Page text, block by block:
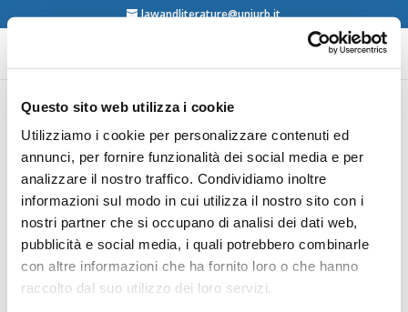
Questo sito web utilizza i cookie
Utilizziamo i cookie per personalizzare contenuti ed
annunci, per fornire funzionalità dei social media e per
analizzare il nostro traffico. Condividiamo inoltre
informazioni sul modo in cui utilizza il nostro sito con i
nostri partner che si occupano di analisi dei dati web,
pubblicità e social media, i quali potrebbero combinarle
con altre informazioni che ha fornito loro o che hanno
raccolto dal suo utilizzo dei loro servizi.
lawandliterature@uniurb.it
Andreas Philippopoulos-
Mihalopoulos, Spatial
Justice. Body, Lawscape,
Atmosphere, Routledge,
London-New York, 2014